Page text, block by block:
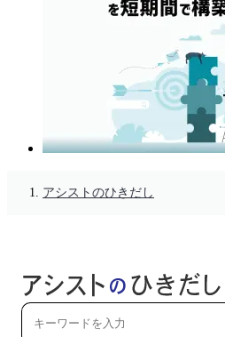
アシストのひきだし